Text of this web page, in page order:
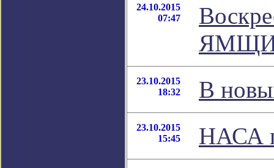
24.10.2015
07:47
23.10.2015
18:32
В
23.10.2015
15:45
НАСА